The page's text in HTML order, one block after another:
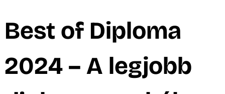
Best of Diploma
2024 – A legjobb